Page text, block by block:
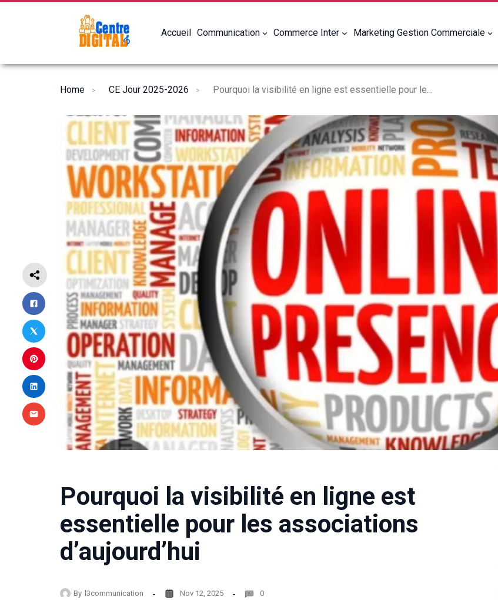
Accueil Communication Commerce Inter Marketing Gestion Commerciale
Home CE Jour 2025-2026
Pourquoi la visibilité en ligne est
essentielle pour les associations
d’aujourd’hui
By l3communication Nov 12, 2025 0